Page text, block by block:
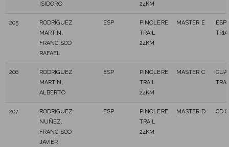
ISIDORO
24KM
205
RODRÍGUEZ
MARTÍN,
FRANCISCO
RAFAEL
ESP
PINOLERE
TRAIL
24KM
MASTER E
206
RODRÍGUEZ
MARTÍN,
ALBERTO
ESP
PINOLERE
TRAIL
24KM
MASTER C
207
RODRIGUEZ
NUÑEZ,
FRANCISCO
JAVIER
ESP
PINOLERE
TRAIL
24KM
MASTER D CD